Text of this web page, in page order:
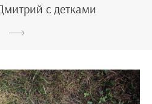
с детками